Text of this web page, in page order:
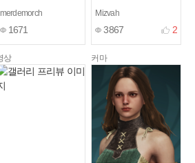
merdemorch
1671
Mizvah
3867 2
상 커마